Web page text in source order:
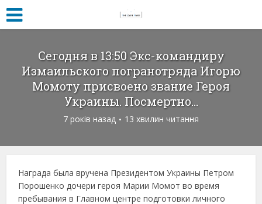
Cегодня в 13:50 Экс-командиру
Измаильского погранотряда Игорю
Момоту присвоено звание Героя
Украины. Посмертно…
7 років назад 13 хвилин читання
Награда была вручена Президентом Украины Петром
Порошенко дочери героя Марии Момот во время
пребывания в Главном центре подготовки личного